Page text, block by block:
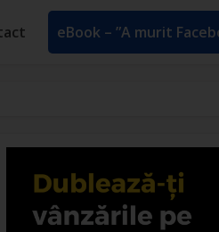
eBook – ”A murit